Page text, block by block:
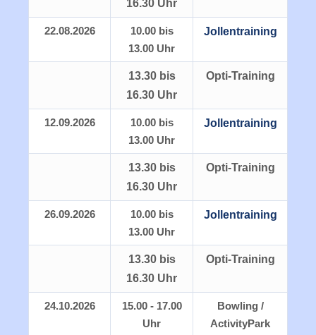
16.30 Uhr
22.08.2026
10.00 bis
13.00 Uhr
Jollentraining
13.30 bis
16.30 Uhr
Opti-Training
12.09.2026
10.00 bis
13.00 Uhr
Jollentraining
13.30 bis
16.30 Uhr
Opti-Training
26.09.2026
10.00 bis
13.00 Uhr
Jollentraining
13.30 bis
16.30 Uhr
Opti-Training
24.10.2026
15.00 - 17.00
Uhr
Bowling /
ActivityPark